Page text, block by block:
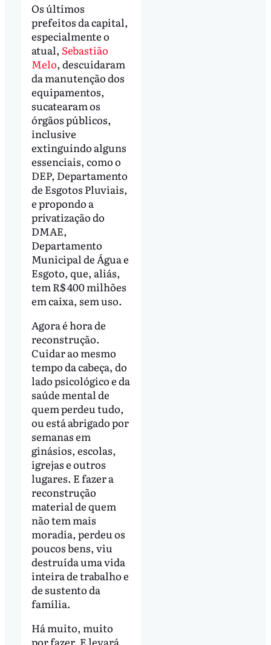
Os últimos
prefeitos da capital,
especialmente o
atual, Sebastião
Melo, descuidaram
da manutenção dos
equipamentos,
sucatearam os
órgãos públicos,
inclusive
extinguindo alguns
essenciais, como o
DEP, Departamento
de Esgotos Pluviais,
e propondo a
privatização do
DMAE,
Departamento
Municipal de Água e
Esgoto, que, aliás,
tem R$ 400 milhões
em caixa, sem uso.
Agora é hora de
reconstrução.
Cuidar ao mesmo
tempo da cabeça, do
lado psicológico e da
saúde mental de
quem perdeu tudo,
ou está abrigado por
semanas em
ginásios, escolas,
igrejas e outros
lugares. E fazer a
reconstrução
material de quem
não tem mais
moradia, perdeu os
poucos bens, viu
destruída uma vida
inteira de trabalho e
de sustento da
família.
Há muito, muito
por fazer. E levará